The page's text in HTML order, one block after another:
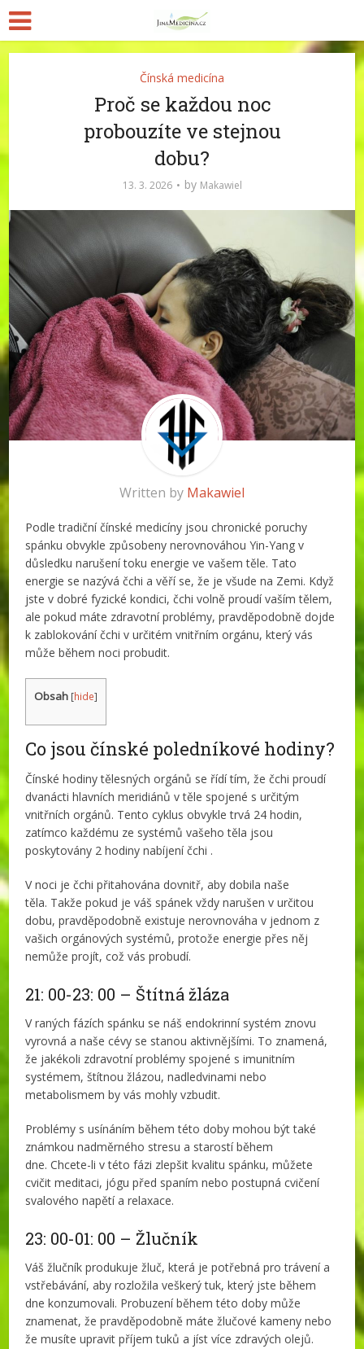
Čínská medicína
Proč se každou noc
probouzíte ve stejnou
dobu?
13. 3. 2026 by Makawiel
Written by Makawiel
Podle tradiční čínské medicíny jsou chronické poruchy
spánku obvykle způsobeny nerovnováhou Yin-Yang v
důsledku narušení toku energie ve vašem těle. Tato
energie se nazývá čchi a věří se, že je všude na Zemi. Když
jste v dobré fyzické kondici, čchi volně proudí vaším tělem,
ale pokud máte zdravotní problémy, pravděpodobně dojde
k zablokování čchi v určitém vnitřním orgánu, který vás
může během noci probudit.
Obsah [hide]
Co jsou čínské poledníkové hodiny?
Čínské hodiny tělesných orgánů se řídí tím, že čchi proudí
dvanácti hlavních meridiánů v těle spojené s určitým
vnitřních orgánů. Tento cyklus obvykle trvá 24 hodin,
zatímco každému ze systémů vašeho těla jsou
poskytovány 2 hodiny nabíjení čchi .
V noci je čchi přitahována dovnitř, aby dobila naše
těla. Takže pokud je váš spánek vždy narušen v určitou
dobu, pravděpodobně existuje nerovnováha v jednom z
vašich orgánových systémů, protože energie přes něj
nemůže projít, což vás probudí.
21: 00-23: 00 – Štítná žláza
V raných fázích spánku se náš endokrinní systém znovu
vyrovná a naše cévy se stanou aktivnějšími. To znamená,
že jakékoli zdravotní problémy spojené s imunitním
systémem, štítnou žlázou, nadledvinami nebo
metabolismem by vás mohly vzbudit.
Problémy s usínáním během této doby mohou být také
známkou nadměrného stresu a starostí během
dne. Chcete-li v této fázi zlepšit kvalitu spánku, můžete
cvičit meditaci, jógu před spaním nebo postupná cvičení
svalového napětí a relaxace.
23: 00-01: 00 – Žlučník
Váš žlučník produkuje žluč, která je potřebná pro trávení a
vstřebávání, aby rozložila veškerý tuk, který jste během
dne konzumovali. Probuzení během této doby může
znamenat, že pravděpodobně máte žlučové kameny nebo
že musíte upravit příjem tuků a jíst více zdravých olejů.